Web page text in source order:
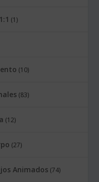
(1)
(10)
(83)
(12)
(27)
Animados (74)